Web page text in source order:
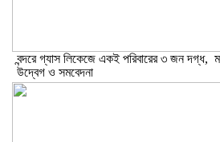
বন্দরে গ্যাস লিকেজে একই পরিবারের ৩ জন দগ্ধ,
উদ্বেগ ও সমবেদনা